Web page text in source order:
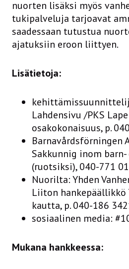
nuorten lisäksi myös
tukipalveluja tarjoavat
saadessaan tutustua
ajatuksiin eroon liittyen.
Lisätietoja:
Lahdensivu /PKS
osakokonaisuus, p.
Barnavårdsförningen
Sakkunnig inom
(ruotsiksi), 040-771
Nuorilta: Yhden
Liiton hankepäällikkö
kautta, p. 040-186
sosiaalinen media:
Mukana hankkeessa: